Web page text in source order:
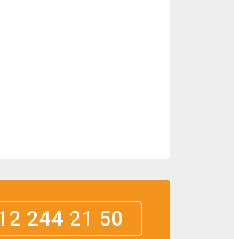
244 21 50